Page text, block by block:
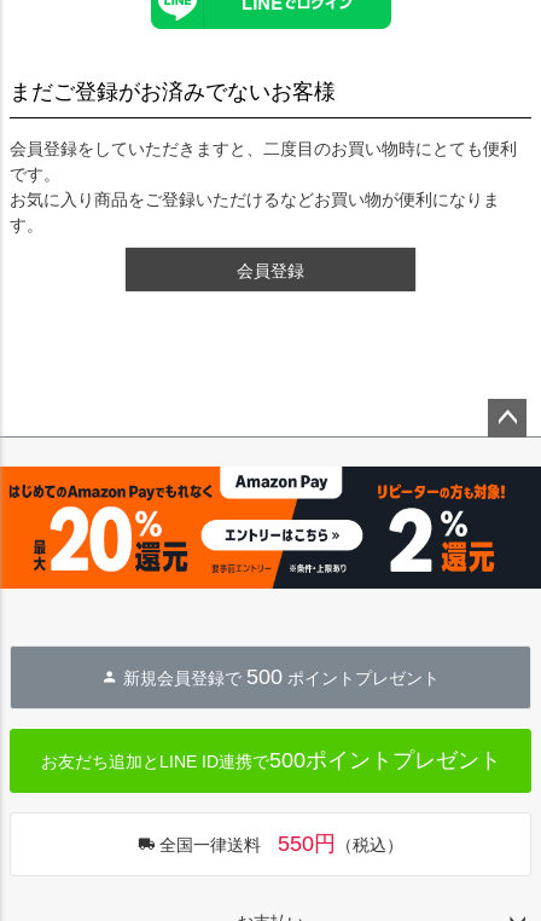
まだご登録がお済みでないお客様
会員登録をしていただきますと、二度目のお買い物時にとても便利
です。
お気に入り商品をご登録いただけるなどお買い物が便利になりま
す。
会員登録
ップ
新規会員登録で 500 ポイントプレゼント
お友だち追加とLINE ID連携で500ポイントプレゼント
全国一律送料 550円 （税込）